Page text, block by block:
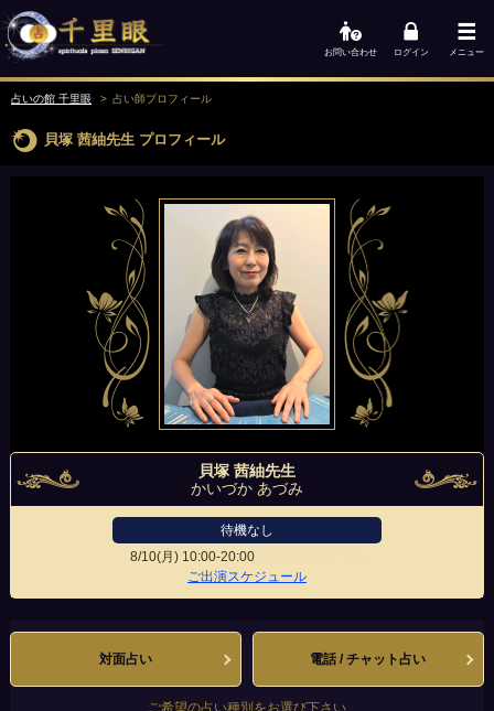
お問い合わせ ログイン メニュー
占いの館 千里眼 占い師プロフィール
貝塚 茜紬先生 プロフィール
貝塚 茜紬先生
かいづか あづみ
待機なし
8/10(月) 10:00-20:00
ご出演スケジュール
対面占い 電話 / チャット占い
ご希望の占い種別をお選び下さい